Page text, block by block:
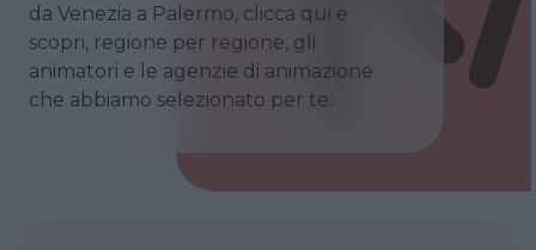
da Venezia a Palermo, clicca qui e
scopri, regione per regione, gli
animatori e le agenzie di animazione
che abbiamo selezionato per te.